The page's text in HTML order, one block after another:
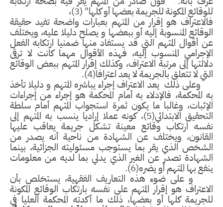
المكونة للجريمة بعضها أو كلها"(3)،
هو إقرار من المتهم بعبارات واضحة تفيد حقيقة
المنسوبة إليه أو ببعضها و يصلح دليلا عليه، ويختلف
أقوال المتهم التي قد يستفاد منها ضمنيا ارتكابه الفعل
المنسوب إليه، فهذه الأقوال مهما كانت لا ترقى
إلى مرتبة الاعتراف، وكذلك إقرار المتهم ببعض الوقائع
لا تتعلق بالجريمة لا يعد اعترافا(4).
ذلك يعد الاعتراف إجراء يباشره المتهم و دليلا تأخذ
المحكمة، فالإدلاء به أمام المحكمة هو إجراء من إجراءات
وغالبا ما يكون ثمرة استجواب المتهم أمام سلطة
التحقيق الابتدائي(5)، كونه عملا إراديا ينسب به المتهم إلى
ارتكاب وقائع معينة تشكل جريمة يعاقب عليها
ويختلف عن الشهادة من ناحية أنه يصدر من
الذي يقر بما يستوجب مسئوليته الجزائية، بينما
تصدر عن الغير الذي يدلي بما لديه من معلومات
بها المتهم أو يضره(6).
على ضوء هذه التعاريف الفقهية، يستخلص بأن
هو إقرار المتهم على نفسه بارتكاب الوقائع المكونة
كلها أو بعضها، ذلك ما أكدته المحكمة العليا في